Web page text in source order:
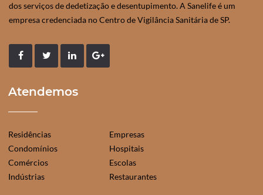
dos serviços de dedetização e desentupimento. A Sanelife é um
empresa credenciada no Centro de Vigilância Sanitária de SP.
Atendemos
Residências
Condomínios
Comércios
Indústrias
Empresas
Hospitais
Escolas
Restaurantes